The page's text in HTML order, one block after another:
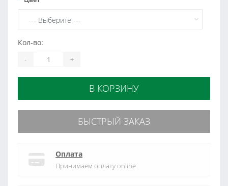
Кол-во:
- +
В КОРЗИНУ
БЫСТРЫЙ ЗАКАЗ
Оплата
Принимаем оплату online